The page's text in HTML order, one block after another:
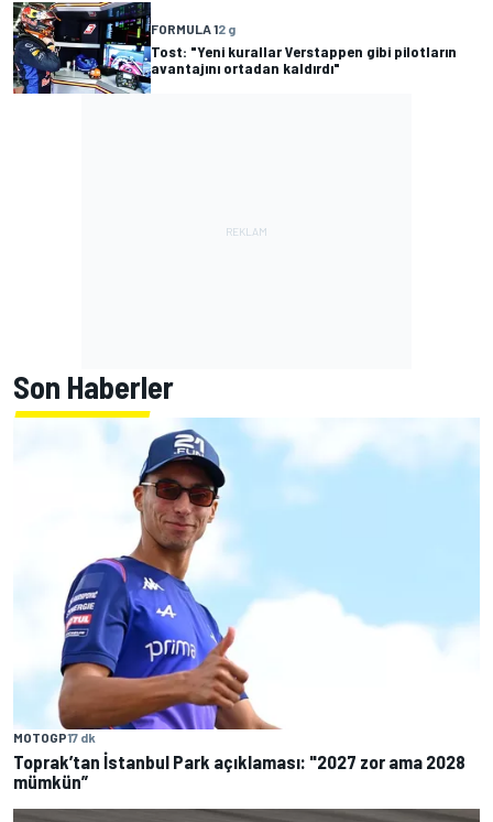
FORMULA 12 g
Tost: "Yeni kurallar Verstappen gibi pilotların
avantajını ortadan kaldırdı"
Son Haberler
MOTOGP17 dk
Toprak’tan İstanbul Park açıklaması: "2027 zor ama 2028
mümkün”